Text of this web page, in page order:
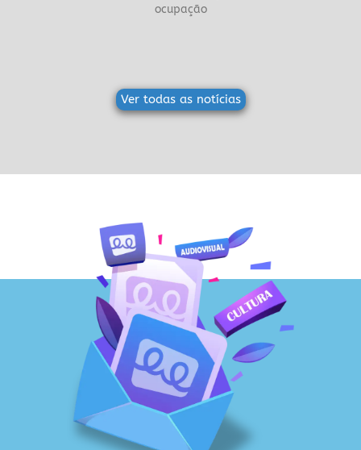
ocupação
Ver todas as notícias